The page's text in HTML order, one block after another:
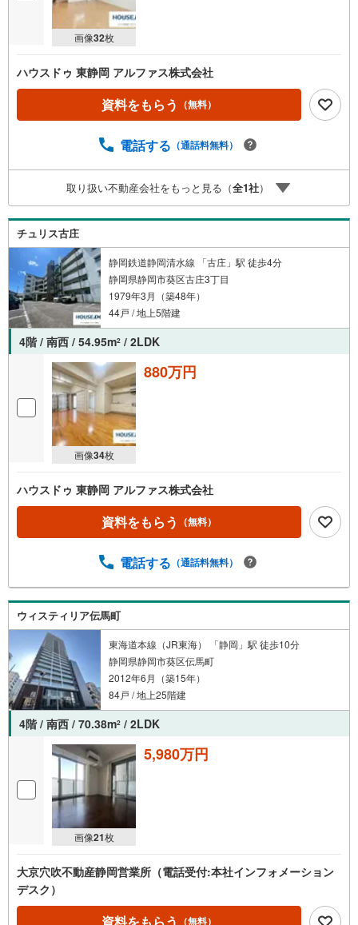
画像32枚
ハウスドゥ 東静岡 アルファス株式会社
資料をもらう （無料）
電話する （通話料無料）
取り扱い不動産会社をもっと見る（全1社）
チュリス古庄
静岡鉄道静岡清水線 「古庄」駅 徒歩4分
静岡県静岡市葵区古庄3丁目
1979年3月（築48年）
44戸 / 地上5階建
4階 / 南西 / 54.95m2 / 2LDK
画像34枚
880万円
ハウスドゥ 東静岡 アルファス株式会社
資料をもらう （無料）
電話する （通話料無料）
ウィスティリア伝馬町
東海道本線（JR東海） 「静岡」駅 徒歩10分
静岡県静岡市葵区伝馬町
2012年6月（築15年）
84戸 / 地上25階建
4階 / 南西 / 70.38m2 / 2LDK
画像21枚
5,980万円
大京穴吹不動産静岡営業所（電話受付:本社インフォメーション
デスク）
（無料）